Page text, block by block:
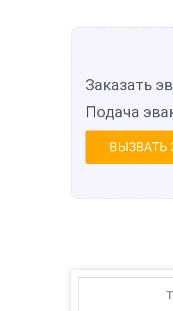
Заказать
Подача
ВЫЗВАТЬ